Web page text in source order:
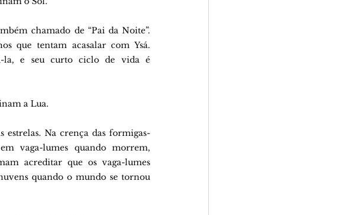
chamado de “Pai da Noite”.
que tentam acasalar com Ysá.
la, e seu curto ciclo de vida é
a Lua.
estrelas. Na crença das formigas-
vaga-lumes quando morrem,
acreditar que os vaga-lumes
quando o mundo se tornou